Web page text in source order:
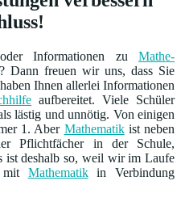
Informationen zu Mathe-
Dann freuen wir uns, dass Sie
Ihnen allerlei Informationen
aufbereitet. Viele Schüler
lästig und unnötig. Von einigen
1. Aber Mathematikist neben
Pflichtfächer in der Schule,
ist deshalb so, weil wir im Laufe
mit Mathematikin Verbindung